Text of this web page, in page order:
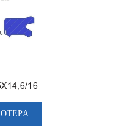
16